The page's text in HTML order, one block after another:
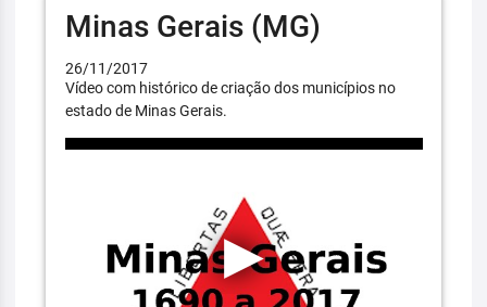
Minas Gerais (MG)
26/11/2017
Vídeo com histórico de criação dos municípios no
estado de Minas Gerais.